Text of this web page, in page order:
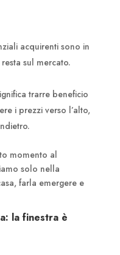
acquirenti sono in
sul mercato.
trarre beneficio
i prezzi verso l’alto,
momento al
solo nella
farla emergere e
la finestra è